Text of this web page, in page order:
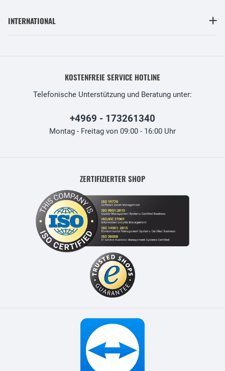
INTERNATIONAL
KOSTENFREIE SERVICE HOTLINE
Telefonische Unterstützung und Beratung unter:
+4969 - 173261340
Montag - Freitag von 09:00 - 16:00 Uhr
ZERTIFIZIERTER SHOP